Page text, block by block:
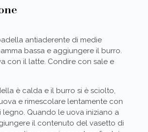
antiaderente di medie
bassa e aggiungere il burro.
con il latte. Condire con sale e
è calda e il burro si è sciolto,
e rimescolare lentamente con
legno. Quando le uova iniziano a
il contenuto del vasetto di